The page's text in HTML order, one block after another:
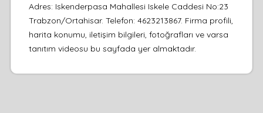
Adres: Iskenderpasa Mahallesi Iskele Caddesi No:23
Trabzon/Ortahisar. Telefon: 4623213867. Firma profili,
harita konumu, iletişim bilgileri, fotoğrafları ve varsa
tanıtım videosu bu sayfada yer almaktadır.